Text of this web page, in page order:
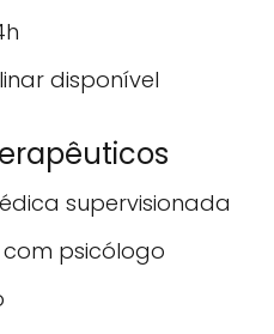
disponível
supervisionada
psicólogo